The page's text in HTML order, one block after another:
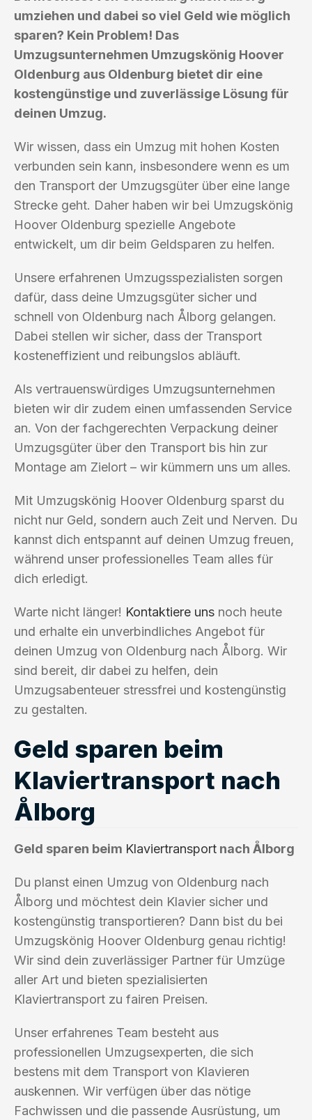
umziehen und dabei so viel Geld wie möglich
sparen? Kein Problem! Das
Umzugsunternehmen Umzugskönig Hoover
Oldenburg aus Oldenburg bietet dir eine
kostengünstige und zuverlässige Lösung für
deinen Umzug.
Wir wissen, dass ein Umzug mit hohen Kosten
verbunden sein kann, insbesondere wenn es um
den Transport der Umzugsgüter über eine lange
Strecke geht. Daher haben wir bei Umzugskönig
Hoover Oldenburg spezielle Angebote
entwickelt, um dir beim Geldsparen zu helfen.
Unsere erfahrenen Umzugsspezialisten sorgen
dafür, dass deine Umzugsgüter sicher und
schnell von Oldenburg nach Ålborg gelangen.
Dabei stellen wir sicher, dass der Transport
kosteneffizient und reibungslos abläuft.
Als vertrauenswürdiges Umzugsunternehmen
bieten wir dir zudem einen umfassenden Service
an. Von der fachgerechten Verpackung deiner
Umzugsgüter über den Transport bis hin zur
Montage am Zielort – wir kümmern uns um alles.
Mit Umzugskönig Hoover Oldenburg sparst du
nicht nur Geld, sondern auch Zeit und Nerven. Du
kannst dich entspannt auf deinen Umzug freuen,
während unser professionelles Team alles für
dich erledigt.
Warte nicht länger! Kontaktiere uns noch heute
und erhalte ein unverbindliches Angebot für
deinen Umzug von Oldenburg nach Ålborg. Wir
sind bereit, dir dabei zu helfen, dein
Umzugsabenteuer stressfrei und kostengünstig
zu gestalten.
Geld sparen beim
Klaviertransport nach
Ålborg
Geld sparen beim Klaviertransport nach Ålborg
Du planst einen Umzug von Oldenburg nach
Ålborg und möchtest dein Klavier sicher und
kostengünstig transportieren? Dann bist du bei
Umzugskönig Hoover Oldenburg genau richtig!
Wir sind dein zuverlässiger Partner für Umzüge
aller Art und bieten spezialisierten
Klaviertransport zu fairen Preisen.
Unser erfahrenes Team besteht aus
professionellen Umzugsexperten, die sich
bestens mit dem Transport von Klavieren
auskennen. Wir verfügen über das nötige
Fachwissen und die passende Ausrüstung, um